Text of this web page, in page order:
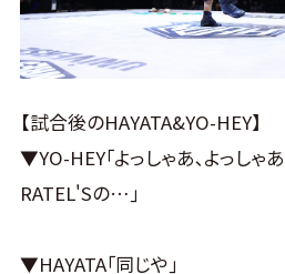
【試合後のHAYATA&YO-HEY】
▼YO-HEY｢よっしゃあ､よっしゃ
RATEL'Sの…｣
▼HAYATA｢同じや｣